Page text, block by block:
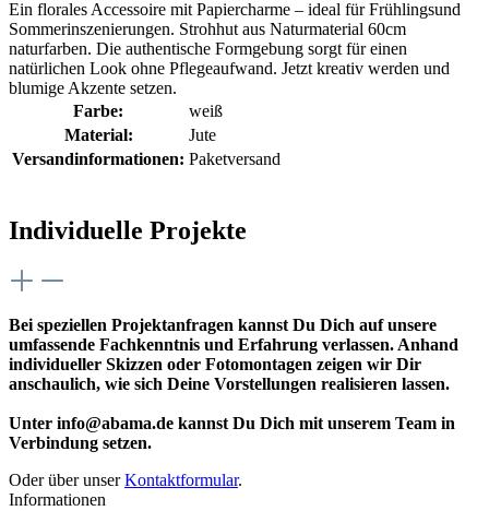
Ein florales Accessoire mit Papiercharme – ideal für Frühlingsund
Sommerinszenierungen. Strohhut aus Naturmaterial 60cm
naturfarben. Die authentische Formgebung sorgt für einen
natürlichen Look ohne Pflegeaufwand. Jetzt kreativ werden und
blumige Akzente setzen.
Farbe:
weiß
Material:
Jute
Versandinformationen: Paketversand
Individuelle Projekte
Bei speziellen Projektanfragen kannst Du Dich auf unsere
umfassende Fachkenntnis und Erfahrung verlassen. Anhand
individueller Skizzen oder Fotomontagen zeigen wir Dir
anschaulich, wie sich Deine Vorstellungen realisieren lassen.
Unter info@abama.de kannst Du Dich mit unserem Team in
Verbindung setzen.
Oder über unserKontaktformular.
Informationen